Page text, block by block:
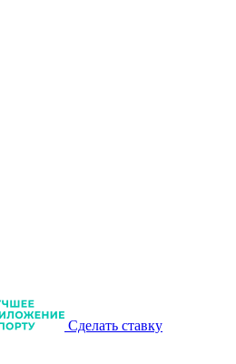
Сделать ставку